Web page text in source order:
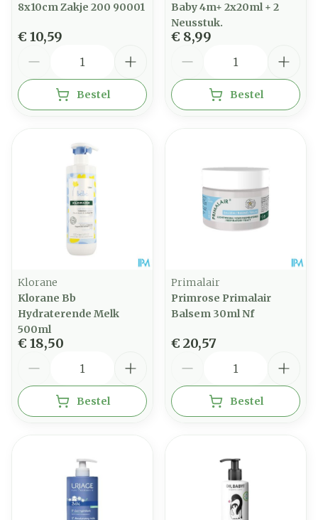
8x10cm Zakje 200 90001
€ 10,59
Bestel
Baby 4m+ 2x20ml + 2
Neusstuk.
€ 8,99
Bestel
Klorane
Klorane Bb
Hydraterende Melk
500ml
€ 18,50
Bestel
Primalair
Primrose Primalair
Balsem 30ml Nf
€ 20,57
Bestel